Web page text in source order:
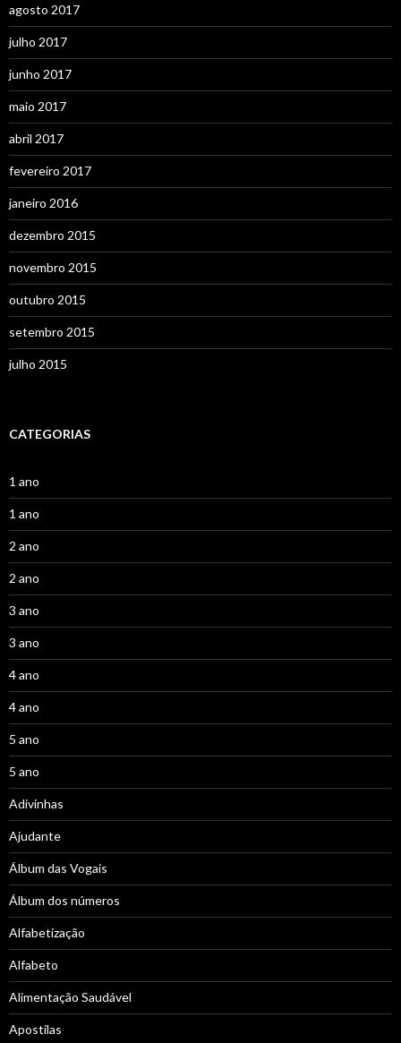
agosto 2017
julho 2017
junho 2017
maio 2017
abril 2017
fevereiro 2017
janeiro 2016
dezembro 2015
novembro 2015
outubro 2015
setembro 2015
julho 2015
CATEGORIAS
1 ano
1 ano
2 ano
2 ano
3 ano
3 ano
4 ano
4 ano
5 ano
5 ano
Adivinhas
Ajudante
Álbum das Vogais
Álbum dos números
Alfabetização
Alfabeto
Alimentação Saudável
Apostilas